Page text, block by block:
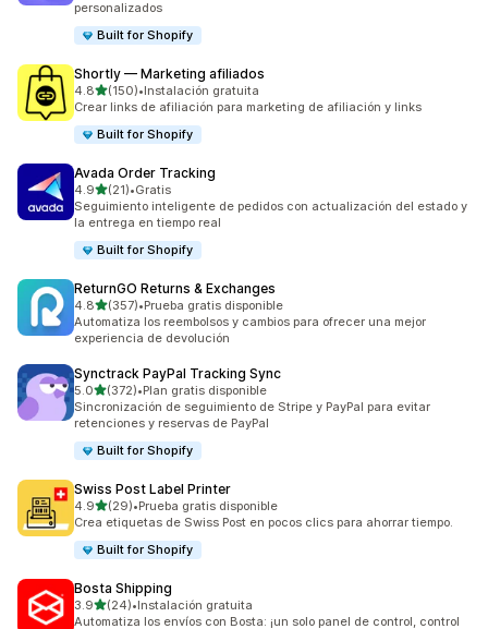
personalizados
Built for Shopify
Shortly — Marketing afiliados
4.8de 5 estrellas
(150)
150 reseñas en total
•Instalación gratuita
Crear links de afiliación para marketing de afiliación y links
Built for Shopify
Avada Order Tracking
4.9de 5 estrellas
(21)
21 reseñas en total
•Gratis
Seguimiento inteligente de pedidos con actualización del estado y
la entrega en tiempo real
Built for Shopify
ReturnGO Returns & Exchanges
4.8de 5 estrellas
(357)
357 reseñas en total
•Prueba gratis disponible
Automatiza los reembolsos y cambios para ofrecer una mejor
experiencia de devolución
Synctrack PayPal Tracking Sync
5.0de 5 estrellas
(372)
372 reseñas en total
•Plan gratis disponible
Sincronización de seguimiento de Stripe y PayPal para evitar
retenciones y reservas de PayPal
Built for Shopify
Swiss Post Label Printer
4.9de 5 estrellas
(29)
29 reseñas en total
•Prueba gratis disponible
Crea etiquetas de Swiss Post en pocos clics para ahorrar tiempo.
Built for Shopify
Bosta Shipping
3.9de 5 estrellas
(24)
24 reseñas en total
•Instalación gratuita
Automatiza los envíos con Bosta: ¡un solo panel de control, control